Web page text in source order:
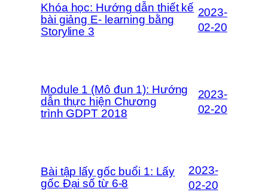
Khóa học: Hướng dẫn thiết kế
bài giảng E- learning bằng
Storyline 3
2023-
02-20
Module 1 (Mô đun 1): Hướng
dẫn thực hiện Chương
trình GDPT 2018
2023-
02-20
Bài tập lấy gốc buổi 1: Lấy
gốc Đại số từ 6-8
2023-
02-20